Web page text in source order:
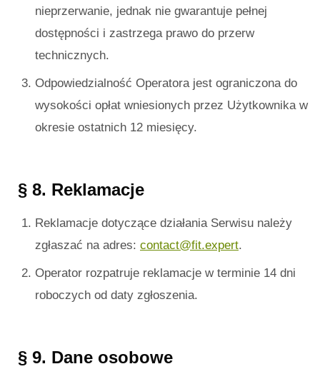
nieprzerwanie, jednak nie gwarantuje pełnej
dostępności i zastrzega prawo do przerw
technicznych.
Odpowiedzialność Operatora jest ograniczona do
wysokości opłat wniesionych przez Użytkownika w
okresie ostatnich 12 miesięcy.
§ 8. Reklamacje
Reklamacje dotyczące działania Serwisu należy
zgłaszać na adres: contact@fit.expert.
Operator rozpatruje reklamacje w terminie 14 dni
roboczych od daty zgłoszenia.
§ 9. Dane osobowe